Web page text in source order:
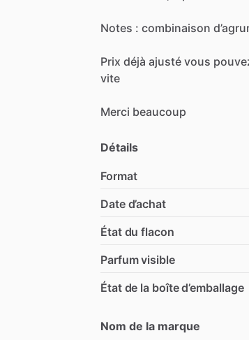
Notes : combinaison
Prix déjà ajusté vous
vite
Merci beaucoup
Détails
Format
Date d’achat
État du flacon
Parfum visible
État de la boîte d’emballage
Nom de la marque